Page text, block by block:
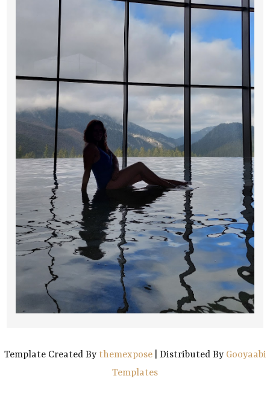
Template Created By themexpose| Distributed By Gooyaabi
Templates